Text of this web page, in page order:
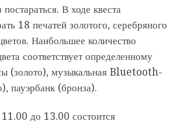
постараться. В ходе квеста
18 печатей золотого, серебряного
Наибольшее количество
соответствует определенному
(золото), музыкальная Bluetooth-
пауэрбанк (бронза).
до 13.00 состоится